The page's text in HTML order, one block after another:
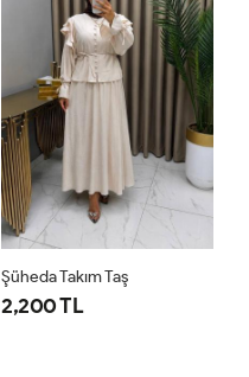
Şüheda Takım Taş
2,200 TL